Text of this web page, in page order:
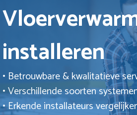
installeren
• Betrouwbare & kwalitatieve
• Verschillende soorten
• Erkende installateurs